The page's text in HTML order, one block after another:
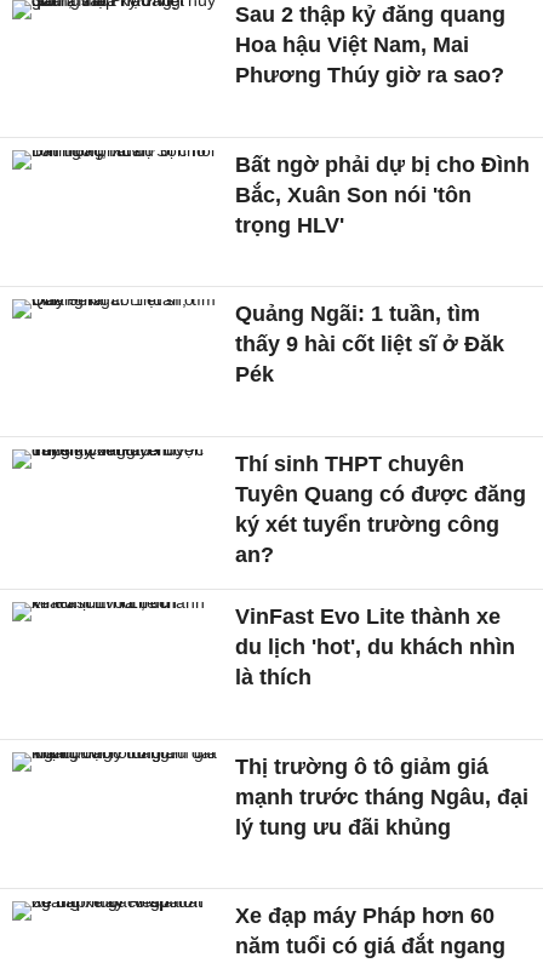
Sau 2 thập kỷ đăng quang
Hoa hậu Việt Nam, Mai
Phương Thúy giờ ra sao?
Bất ngờ phải dự bị cho Đình
Bắc, Xuân Son nói 'tôn
trọng HLV'
Quảng Ngãi: 1 tuần, tìm
thấy 9 hài cốt liệt sĩ ở Đăk
Pék
Thí sinh THPT chuyên
Tuyên Quang có được đăng
ký xét tuyển trường công
an?
VinFast Evo Lite thành xe
du lịch 'hot', du khách nhìn
là thích
Thị trường ô tô giảm giá
mạnh trước tháng Ngâu, đại
lý tung ưu đãi khủng
Xe đạp máy Pháp hơn 60
năm tuổi có giá đắt ngang